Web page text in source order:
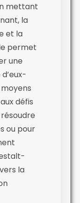
mettant
la
et la
permet
une
défis
ou pour
la